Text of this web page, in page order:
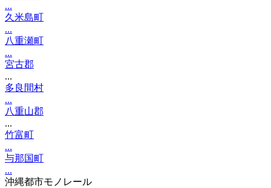
...
久米島町
...
八重瀬町
...
宮古郡
...
多良間村
...
八重山郡
...
竹富町
...
与那国町
...
沖縄都市モノレール